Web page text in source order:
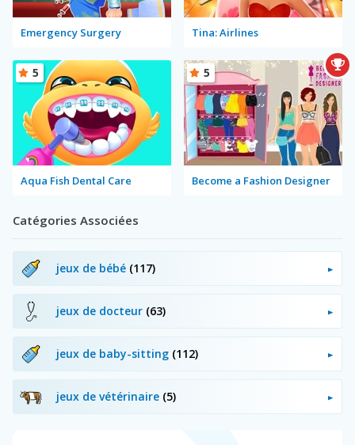
Emergency Surgery Tina: Airlines
Aqua Fish Dental Care
5
Become a Fashion Designer
5
Catégories Associées
jeux de bébé (117)
jeux de docteur (63)
jeux de baby-sitting (112)
jeux de vétérinaire (5)